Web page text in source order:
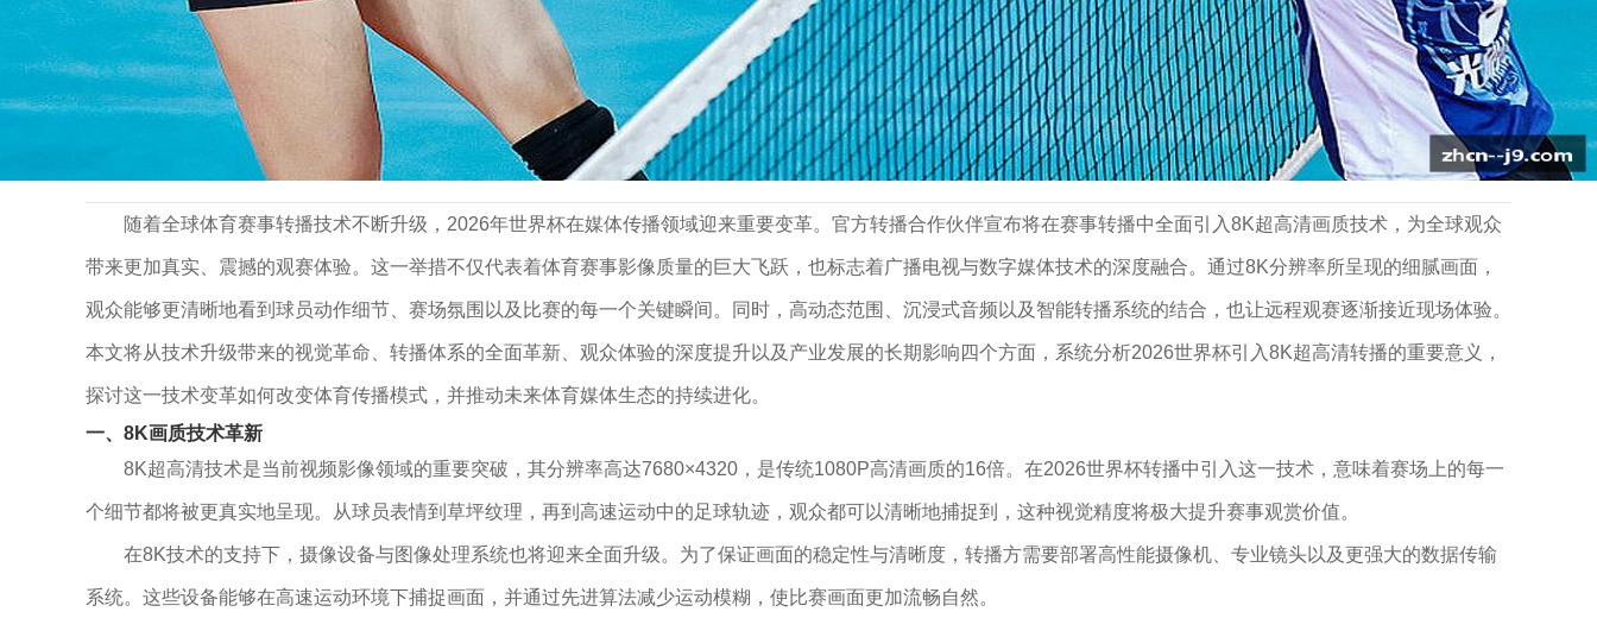
新闻动态> 2026世界杯官方转播合作伙伴宣布将提供8K超高清画质全面提升观赛体验
2026世界杯官方转播合作伙伴宣布将提供8K超高清画质全面提升观赛体验
随着全球体育赛事转播技术不断升级，2026年世界杯在媒体传播领域迎来重要变革。官方转播合作伙伴宣布将在赛事转播中全面引入8K超高清画质技术，为全球观众
带来更加真实、震撼的观赛体验。这一举措不仅代表着体育赛事影像质量的巨大飞跃，也标志着广播电视与数字媒体技术的深度融合。通过8K分辨率所呈现的细腻画面，
观众能够更清晰地看到球员动作细节、赛场氛围以及比赛的每一个关键瞬间。同时，高动态范围、沉浸式音频以及智能转播系统的结合，也让远程观赛逐渐接近现场体验。
本文将从技术升级带来的视觉革命、转播体系的全面革新、观众体验的深度提升以及产业发展的长期影响四个方面，系统分析2026世界杯引入8K超高清转播的重要意义，
探讨这一技术变革如何改变体育传播模式，并推动未来体育媒体生态的持续进化。
一、8K画质技术革新
8K超高清技术是当前视频影像领域的重要突破，其分辨率高达7680×4320，是传统1080P高清画质的16倍。在2026世界杯转播中引入这一技术，意味着赛场上的每一
个细节都将被更真实地呈现。从球员表情到草坪纹理，再到高速运动中的足球轨迹，观众都可以清晰地捕捉到，这种视觉精度将极大提升赛事观赏价值。
在8K技术的支持下，摄像设备与图像处理系统也将迎来全面升级。为了保证画面的稳定性与清晰度，转播方需要部署高性能摄像机、专业镜头以及更强大的数据传输
系统。这些设备能够在高速运动环境下捕捉画面，并通过先进算法减少运动模糊，使比赛画面更加流畅自然。